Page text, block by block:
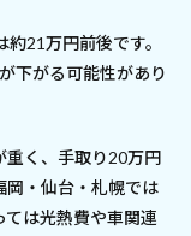
21万円前後です。
下がる可能性があり
重く、手取り20万円
岡・仙台・札幌では
は光熱費や車関連